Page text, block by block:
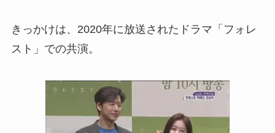
きっかけは、2020年に放送されたドラマ「フォレ
スト」での共演。